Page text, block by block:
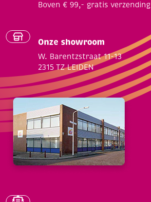
Boven € 99,- gratis verzending
Onze showroom
W. Barentzstraat 11-13
2315 TZ LEIDEN